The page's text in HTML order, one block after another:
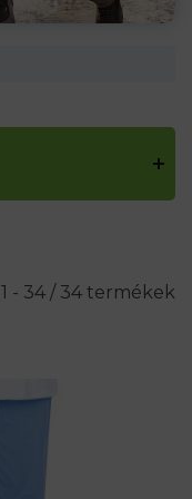
1 - 34 / 34 termékek